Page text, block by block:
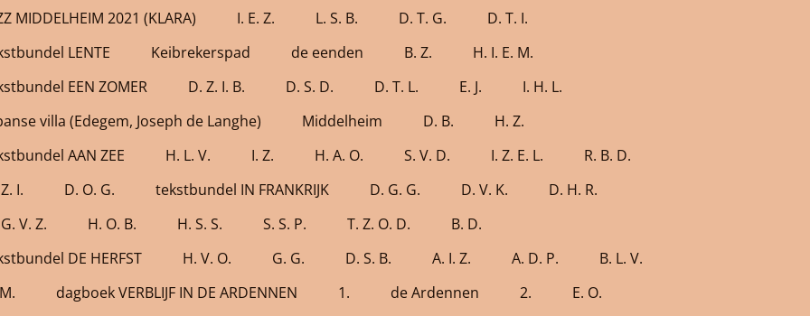
MIDDELHEIM 2021 (KLARA)
I. E. Z. L. S. B. D. T. G.
D. T. I.
LENTE
Keibrekerspad de eenden B. Z.
H. I. E. M.
EEN ZOMER
D. Z. I. B. D. S. D. D. T. L. E. J.
I. H. L.
villa (Edegem, Joseph de Langhe)
Middelheim D. B.
H. Z.
AAN ZEE
H. L. V. I. Z. H. A. O. S. V. D. I. Z. E. L.
R. B. D.
I.
D. O. G. tekstbundel IN FRANKRIJK D. G. G. D. V. K.
D. H. R.
V. Z.
H. O. B. H. S. S. S. S. P. T. Z. O. D.
B. D.
DE HERFST
H. V. O. G. G. D. S. B. A. I. Z. A. D. P.
B. L. V.
dagboek VERBLIJF IN DE ARDENNEN 1. de Ardennen 2. E. O.